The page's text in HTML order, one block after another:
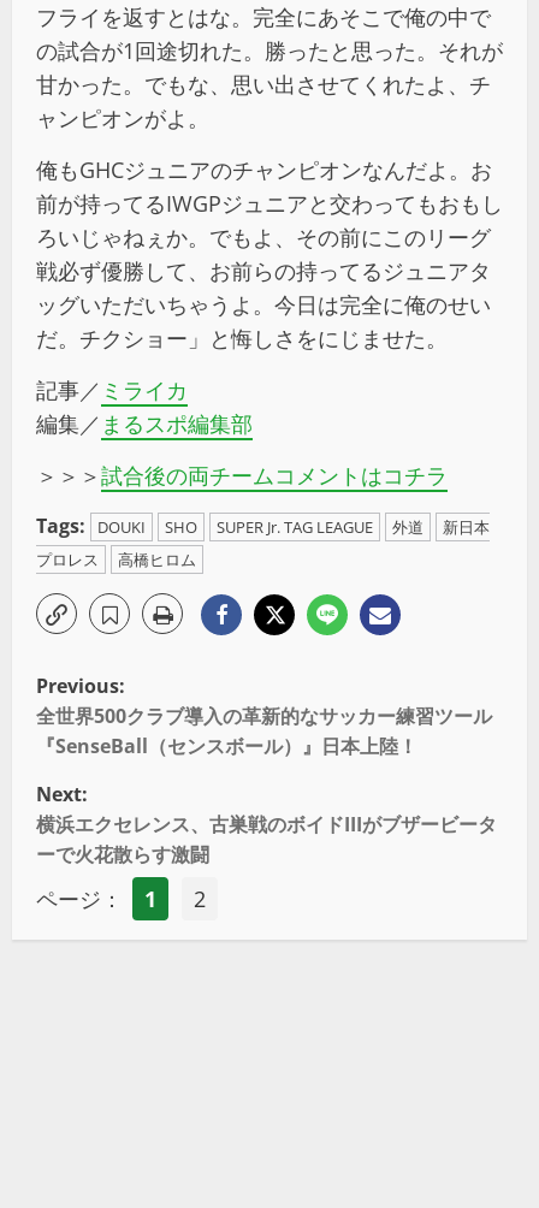
フライを返すとはな。完全にあそこで俺の中で
の試合が1回途切れた。勝ったと思った。それが
甘かった。でもな、思い出させてくれたよ、チ
ャンピオンがよ。
俺もGHCジュニアのチャンピオンなんだよ。お
前が持ってるIWGPジュニアと交わってもおもし
ろいじゃねぇか。でもよ、その前にこのリーグ
戦必ず優勝して、お前らの持ってるジュニアタ
ッグいただいちゃうよ。今日は完全に俺のせい
だ。チクショー」と悔しさをにじませた。
記事／ ミライカ
編集／ まるスポ編集部
＞＞＞試合後の両チームコメントはコチラ
Tags: DOUKI SHO SUPER Jr. TAG LEAGUE 外道
新日本
プロレス
高橋ヒロム
Previous:
全世界500クラブ導入の革新的なサッカー練習ツール
『SenseBall（センスボール）』日本上陸！
Next:
横浜エクセレンス、古巣戦のボイドIIIがブザービータ
ーで火花散らす激闘
ページ： 1 2